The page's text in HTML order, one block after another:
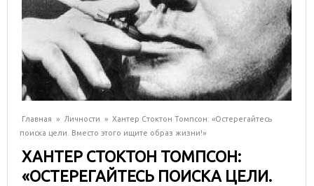
Главная » Личности » Хантер Стоктон Томпсон: «Остерегайтесь
поиска цели. Вместо этого ищите образ жизни!»
ХАНТЕР СТОКТОН ТОМПСОН:
«ОСТЕРЕГАЙТЕСЬ ПОИСКА ЦЕЛИ.